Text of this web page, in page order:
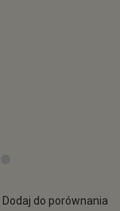
Dodaj do porównania